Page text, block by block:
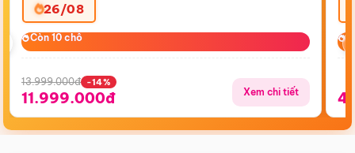
26/08
Còn 10 chỗ
Còn 10 chỗ
13.999.000đ -14%
11.999.000đ Xem chi tiết